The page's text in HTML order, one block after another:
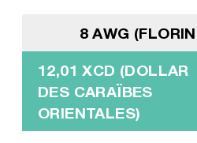
8 AWG
12,01 XCD (DOLLAR
DES CARAÏBES
ORIENTALES)